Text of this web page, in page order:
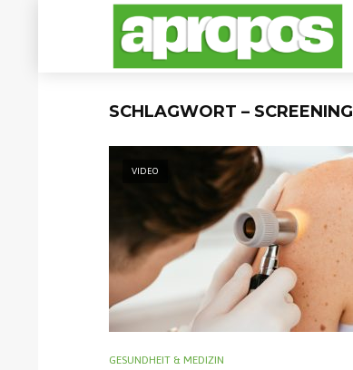
SCHLAGWORT – SCREENING
VIDEO
GESUNDHEIT & MEDIZIN